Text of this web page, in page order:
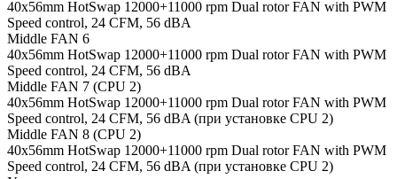
40х56mm HotSwap 12000+11000 rpm Dual rotor FAN with PWM
Speed control, 24 CFM, 56 dBA
Middle FAN 6
40х56mm HotSwap 12000+11000 rpm Dual rotor FAN with PWM
Speed control, 24 CFM, 56 dBA
Middle FAN 7 (CPU 2)
40х56mm HotSwap 12000+11000 rpm Dual rotor FAN with PWM
Speed control, 24 CFM, 56 dBA (при установке CPU 2)
Middle FAN 8 (CPU 2)
40х56mm HotSwap 12000+11000 rpm Dual rotor FAN with PWM
Speed control, 24 CFM, 56 dBA (при установке CPU 2)